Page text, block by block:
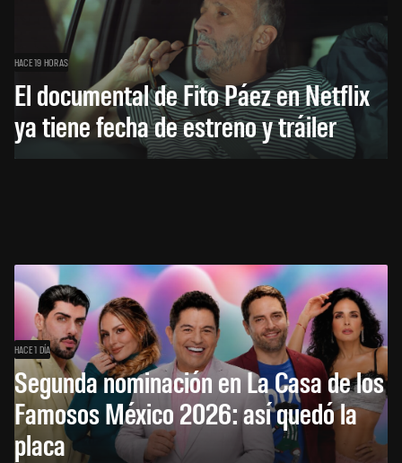
HACE 19 HORAS
El documental de Fito Páez en Netflix
ya tiene fecha de estreno y tráiler
HACE 1 DÍA
Segunda nominación en La Casa de los
Famosos México 2026: así quedó la
placa